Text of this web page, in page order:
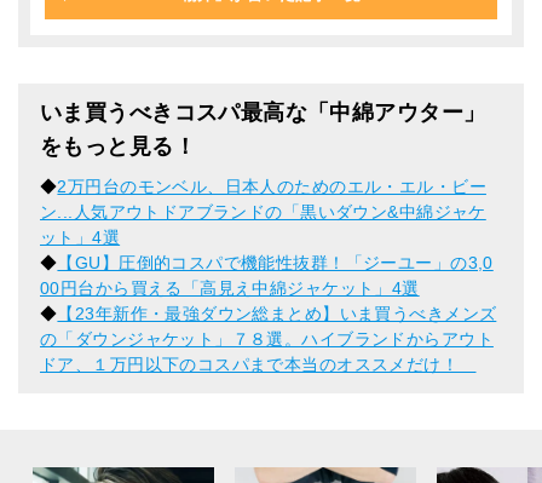
いま買うべきコスパ最高な「中綿アウター」
をもっと見る！
◆2万円台のモンベル、日本人のためのエル・エル・ビー
ン...人気アウトドアブランドの「黒いダウン&中綿ジャケ
ット」4選
◆ 【GU】圧倒的コスパで機能性抜群！「ジーユー」の3,0
00円台から買える「高見え中綿ジャケット」4選
◆ 【23年新作・最強ダウン総まとめ】いま買うべきメンズ
の「ダウンジャケット」７８選。ハイブランドからアウト
ドア、１万円以下のコスパまで本当のオススメだけ！